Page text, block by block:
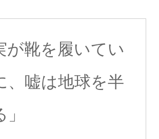
が靴を履いてい
、嘘は地球を半